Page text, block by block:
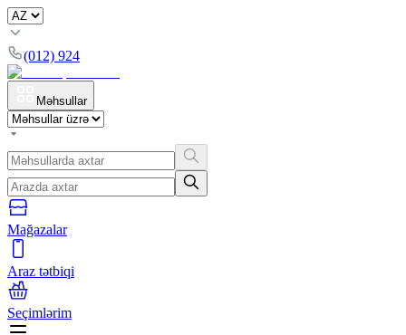
(012) 924
Məhsullar
Mağazalar
Araz tətbiqi
Seçimlərim